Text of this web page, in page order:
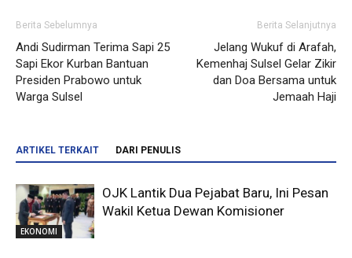
Berita Sebelumnya
Andi Sudirman Terima Sapi 25
Sapi Ekor Kurban Bantuan
Presiden Prabowo untuk
Warga Sulsel
Berita Selanjutnya
Jelang Wukuf di Arafah,
Kemenhaj Sulsel Gelar Zikir
dan Doa Bersama untuk
Jemaah Haji
ARTIKEL TERKAIT DARI PENULIS
EKONOMI
OJK Lantik Dua Pejabat Baru, Ini Pesan
Wakil Ketua Dewan Komisioner